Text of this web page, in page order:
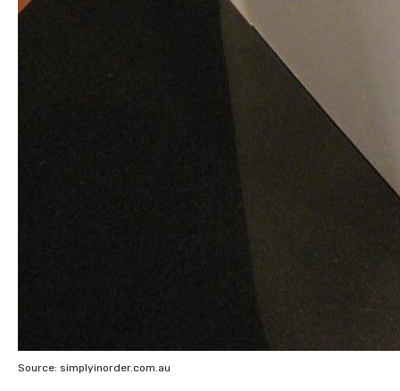
Source: simplyinorder.com.au